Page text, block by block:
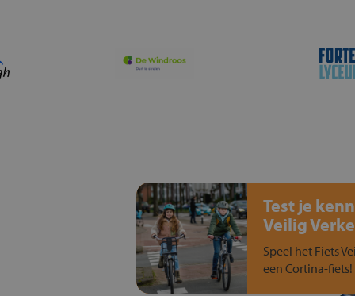
Test je
Veilig
Speel het Fiets
een Cortina-fiets!